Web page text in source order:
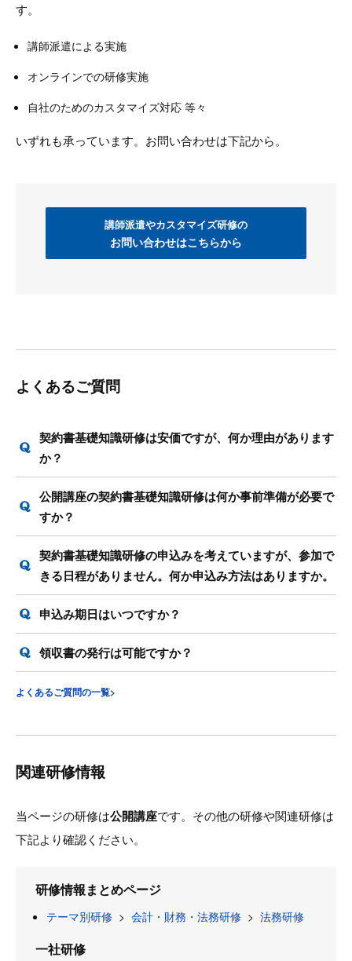
す。
講師派遣による実施
オンラインでの研修実施
自社のためのカスタマイズ対応 等々
いずれも承っています。お問い合わせは下記から。
講師派遣やカスタマイズ研修の
お問い合わせはこちらから
よくあるご質問
契約書基礎知識研修は安価ですが、何か理由があります
か？
公開講座の契約書基礎知識研修は何か事前準備が必要で
すか？
契約書基礎知識研修の申込みを考えていますが、参加で
きる日程がありません。何か申込み方法はありますか。
申込み期日はいつですか？
領収書の発行は可能ですか？
よくあるご質問の一覧>
関連研修情報
当ページの研修は公開講座です。その他の研修や関連研修は
下記より確認ください。
研修情報まとめページ
テーマ別研修 > 会計・財務・法務研修 > 法務研修
一社研修